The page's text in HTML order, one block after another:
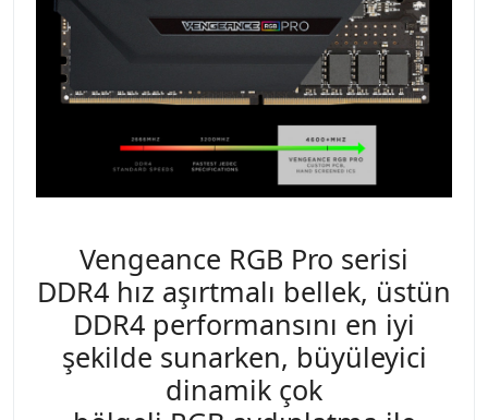
Vengeance RGB Pro serisi
DDR4 hız aşırtmalı bellek, üstün
DDR4 performansını en iyi
şekilde sunarken, büyüleyici
dinamik çok